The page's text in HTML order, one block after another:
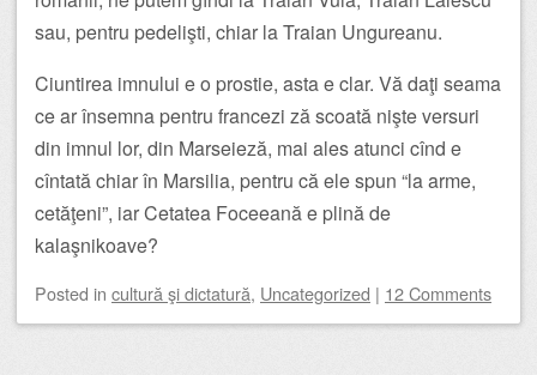
sau, pentru pedelişti, chiar la Traian Ungureanu.
Ciuntirea imnului e o prostie, asta e clar. Vă daţi seama
ce ar însemna pentru francezi ză scoată nişte versuri
din imnul lor, din Marseieză, mai ales atunci cînd e
cîntată chiar în Marsilia, pentru că ele spun “la arme,
cetăţeni”, iar Cetatea Foceeană e plină de
kalaşnikoave?
Posted in cultură şi dictatură, Uncategorized | 12 Comments